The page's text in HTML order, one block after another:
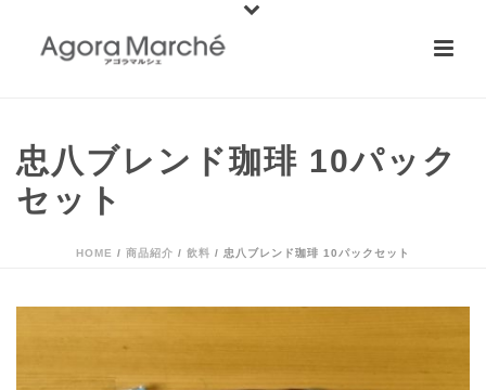
忠八ブレンド珈琲 10パック
セット
HOME / 商品紹介 / 飲料 / 忠八ブレンド珈琲 10パックセット